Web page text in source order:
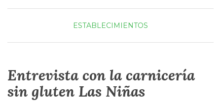
ESTABLECIMIENTOS
Entrevista con la carnicería
sin gluten Las Niñas